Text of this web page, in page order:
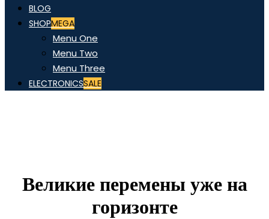
BLOG
SHOPMEGA
Menu One
Menu Two
Menu Three
ELECTRONICSSALE
Великие перемены уже на
горизонте